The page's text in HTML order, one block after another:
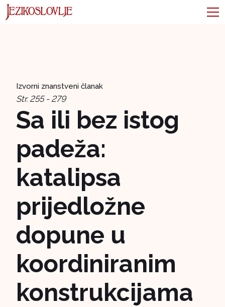
Izvorni znanstveni članak
Str. 255 - 279
Sa ili bez istog
padeža:
katalipsa
prijedložne
dopune u
koordiniranim
konstrukcijama